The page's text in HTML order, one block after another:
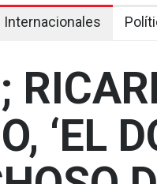
Internacionales
‘EL